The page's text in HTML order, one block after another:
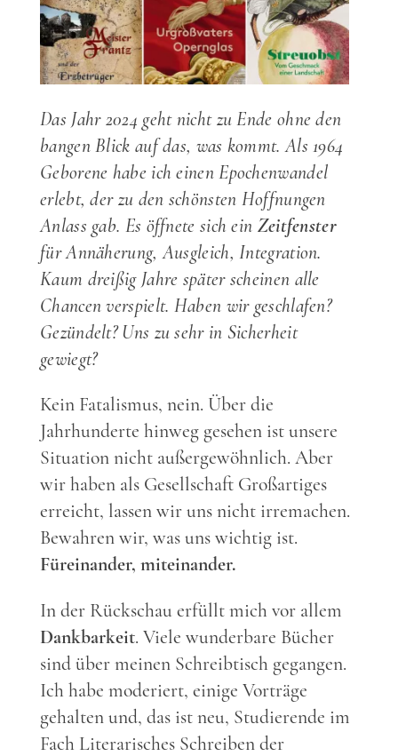
Das Jahr 2024 geht nicht zu Ende ohne den
bangen Blick auf das, was kommt. Als 1964
Geborene habe ich einen Epochenwandel
erlebt, der zu den schönsten Hoffnungen
Anlass gab. Es öffnete sich ein Zeitfenster
für Annäherung, Ausgleich, Integration.
Kaum dreißig Jahre später scheinen alle
Chancen verspielt. Haben wir geschlafen?
Gezündelt? Uns zu sehr in Sicherheit
gewiegt?
Kein Fatalismus, nein. Über die
Jahrhunderte hinweg gesehen ist unsere
Situation nicht außergewöhnlich. Aber
wir haben als Gesellschaft Großartiges
erreicht, lassen wir uns nicht irremachen.
Bewahren wir, was uns wichtig ist.
Füreinander, miteinander.
In der Rückschau erfüllt mich vor allem
Dankbarkeit. Viele wunderbare Bücher
sind über meinen Schreibtisch gegangen.
Ich habe moderiert, einige Vorträge
gehalten und, das ist neu, Studierende im
Fach Literarisches Schreiben der